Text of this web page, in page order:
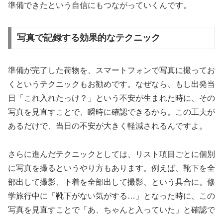
準備できたという自信にもつながっていくんです。
写真で記録する効果的なテクニック
準備が完了した荷物を、スマートフォンで写真に撮ってお
くというテクニックもお勧めです。なぜなら、もし出発当
日「これ入れたっけ？」という不安が生まれた時に、その
写真を見直すことで、瞬時に確認できるから。この工夫が
あるだけで、当日の不安が大きく軽減されるんですよ。
さらに進んだテクニックとしては、リスト項目ごとに個別
に写真を撮るというやり方もあります。例えば、靴下を全
部出して撮影、下着を全部出して撮影、という具合に。修
学旅行中に「靴下がない気がする…」となった時に、この
写真を見直すことで「あ、ちゃんと入っていた」と確認で